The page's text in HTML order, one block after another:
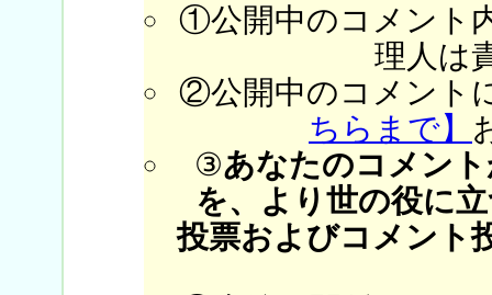
①公開中のコメント
理人は
②公開中のコメント
ちらまで】
③あなたのコメン
を、より世の役に
投票およびコメント